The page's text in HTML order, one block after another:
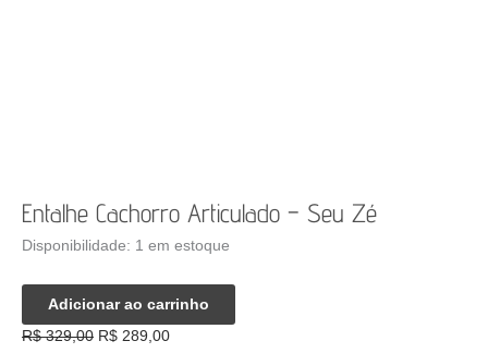
Entalhe Cachorro Articulado – Seu Zé
R$329,00 O
R$ 289,00O
Disponibilidade: 1 em estoque
Entalhe
Cachorro
Articulado
Adicionar ao carrinho